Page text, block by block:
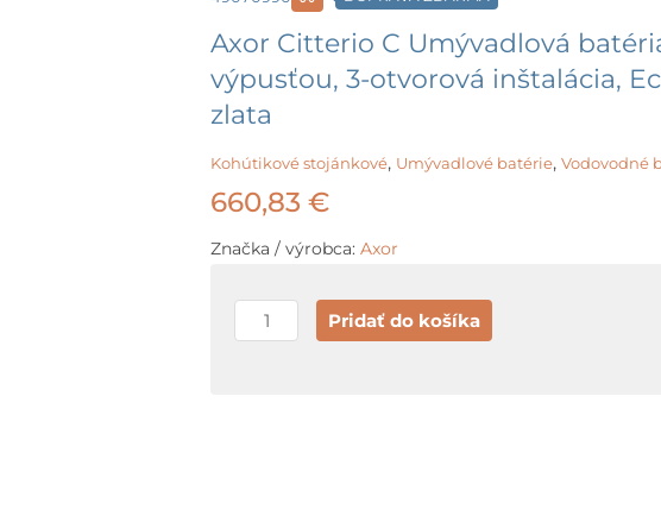
Axor Citterio C Umývadlová
výpusťou, 3-otvorová inštalácia,
zlata
Kohútikové stojánkové, Umývadlové batérie, Vodovodné
660,83 €
Značka / výrobca: Axor
množstvo
Axor
Pridať do košíka